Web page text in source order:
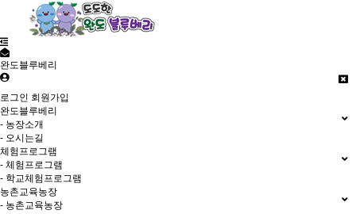
완도블루베리
로그인 회원가입
완도블루베리
- 농장소개
- 오시는길
체험프로그램
- 체험프로그램
- 학교체험프로그램
농촌교육농장
- 농촌교육농장